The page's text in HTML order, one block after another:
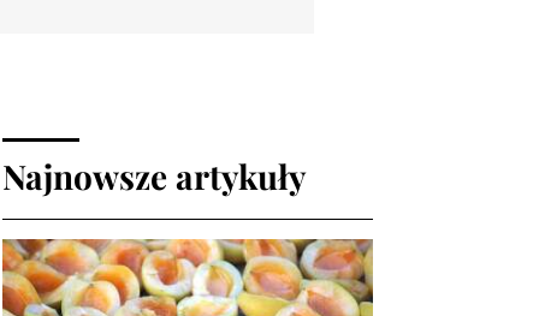
Najnowsze artykuły